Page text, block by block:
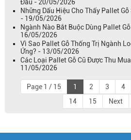
Đầu - 20/05/2026
Những Dấu Hiệu Cho Thấy Pallet
- 19/05/2026
Ngành Nào Bắt Buộc Dùng Pallet
16/05/2026
Vì Sao Pallet Gỗ Thống Trị Ngành
Ứng? - 13/05/2026
Các Loại Pallet Gỗ Cũ Được Thu
11/05/2026
Page 1 / 15 1 2 3 4
14
15 Next